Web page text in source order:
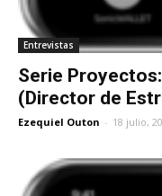
Entrevistas
Serie
(Director de
Ezequiel Outon - 18 julio,